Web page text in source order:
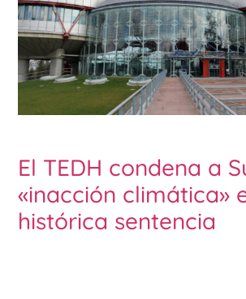
El TEDH condena a
«inacción climática»
histórica sentencia